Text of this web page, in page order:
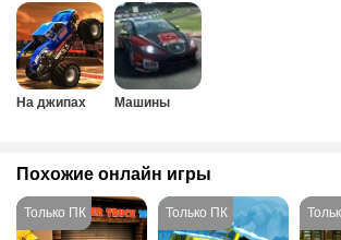
На джипах Машины
Похожие онлайн игры